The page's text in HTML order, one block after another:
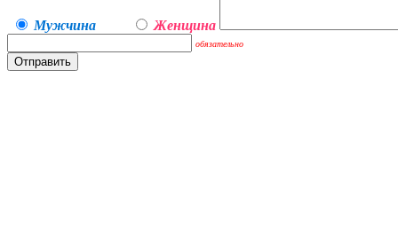
Мужчина Женщина
обязательно